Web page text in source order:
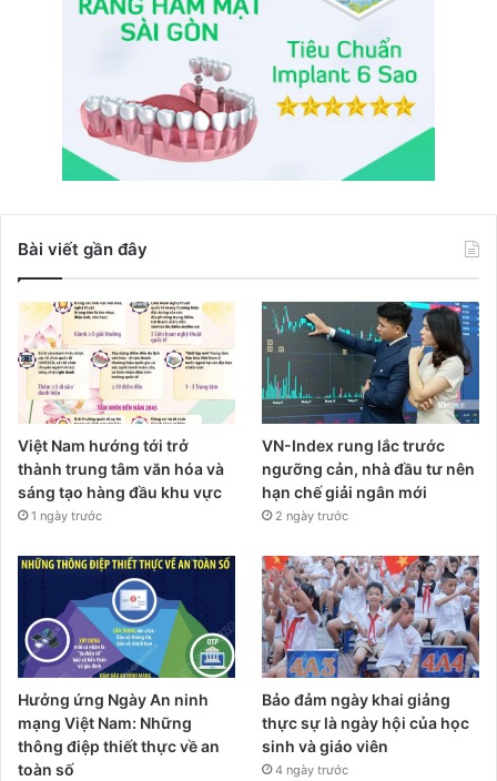
Bài viết gần đây
Việt Nam hướng tới trở
thành trung tâm văn hóa và
sáng tạo hàng đầu khu vực
1 ngày trước
VN-Index rung lắc trước
ngưỡng cản, nhà đầu tư nên
hạn chế giải ngân mới
2 ngày trước
Hưởng ứng Ngày An ninh
mạng Việt Nam: Những
thông điệp thiết thực về an
toàn số
Bảo đảm ngày khai giảng
thực sự là ngày hội của học
sinh và giáo viên
4 ngày trước